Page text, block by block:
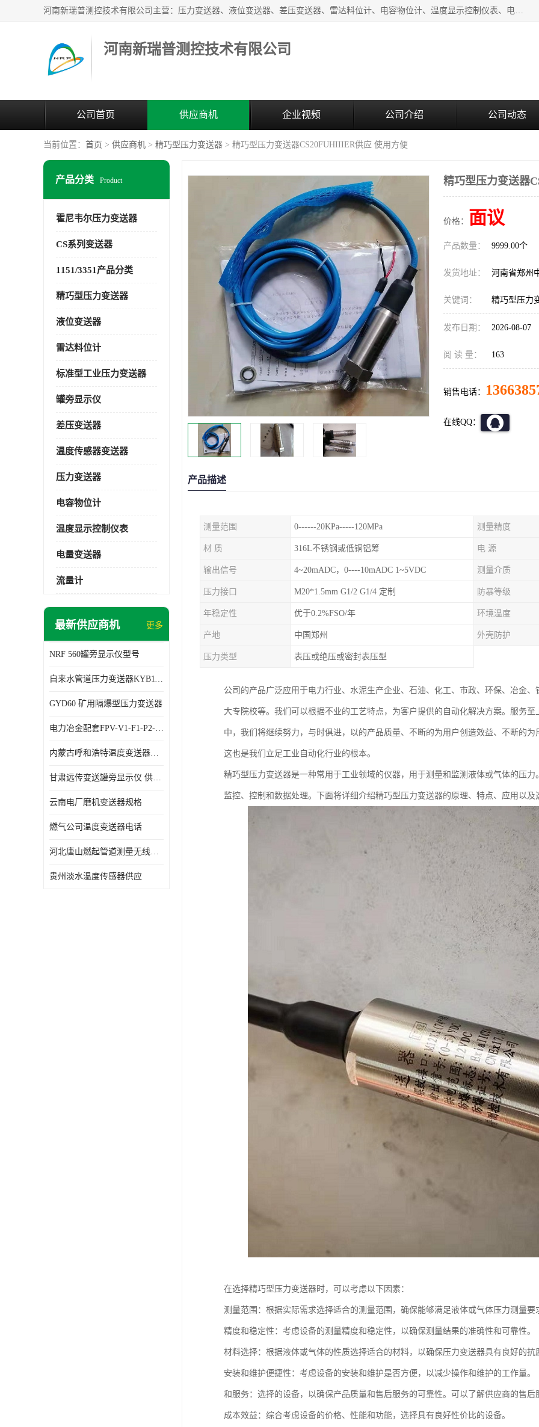
河南新瑞普测控技术有限公司主营：压力变送器、液位变送器、差压变送器、雷达料位计、电容物位计、温度显示控制仪表、电量变送器、流量计、工业自动化系统成套设备。
河南新瑞普测控技术有限公司
公司首页 供应商机 企业视频 公司介绍 公司动态
当前位置： 首页 > 供应商机 > 精巧型压力变送器 > 精巧型压力变送器CS20FUHIIIER供应 使用方便
产品分类 Product
霍尼韦尔压力变送器
CS系列变送器
1151/3351产品分类
精巧型压力变送器
液位变送器
雷达料位计
标准型工业压力变送器
罐旁显示仪
差压变送器
温度传感器变送器
压力变送器
电容物位计
温度显示控制仪表
电量变送器
流量计
最新供应商机 更多
NRF 560罐旁显示仪型号
自来水管道压力变送器KYB11G03M2型号 使用方便
GYD60 矿用隔爆型压力变送器
电力冶金配套FPV-V1-F1-P2-03电压变送器
内蒙古呼和浩特温度变送器配套罐旁显示仪供应 性能稳定
甘肃远传变送罐旁显示仪 供应及时
云南电厂磨机变送器规格
燃气公司温度变送器电话
河北唐山燃起管道测量无线压力变送器型号 性能稳定
贵州淡水温度传感器供应
精巧型压力变送器
价格： 面议
产品数量： 9999.00个
发货地址： 河南省郑州
关键词： 精巧型压力
发布日期： 2026-08-07
阅 读 量： 163
销售电话：
在线QQ：
产品描述
测量范围 0------20KPa-----120MPa 测量精度
材 质 316L不锈钢或低铜铝筹 电 源
输出信号 4~20mADC，0----10mADC 1~5VDC 测量介质
压力接口 M20*1.5mm G1/2 G1/4 定制 防暴等级
年稳定性 优于0.2%FSO/年 环境温度
产地 中国郑州 外壳防护
压力类型 表压或绝压或密封表压型
公司的产品广泛应用于电力行业、水泥生产企业、石油、化工、市政、环保、冶金
大专院校等。我们可以根据不业的工艺特点，为客户提供的自动化解决方案。服务
中，我们将继续努力，与时俱进，以的产品质量、不断的为用户创造效益、不断的
这也是我们立足工业自动化行业的根本。
精巧型压力变送器是一种常用于工业领域的仪器，用于测量和监测液体或气体的压
监控、控制和数据处理。下面将详细介绍精巧型压力变送器的原理、特点、应用以
在选择精巧型压力变送器时，可以考虑以下因素：
测量范围：根据实际需求选择适合的测量范围，确保能够满足液体或气体压力测量要
精度和稳定性：考虑设备的测量精度和稳定性，以确保测量结果的准确性和可靠性。
材料选择：根据液体或气体的性质选择适合的材料，以确保压力变送器具有良好的抗
安装和维护便捷性：考虑设备的安装和维护是否方便，以减少操作和维护的工作量。
和服务：选择的设备，以确保产品质量和售后服务的可靠性。可以了解供应商的售
成本效益：综合考虑设备的价格、性能和功能，选择具有良好性价比的设备。